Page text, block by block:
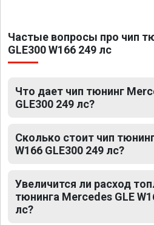
Частые вопросы про чип
GLE300 W166 249 лс
Что дает чип тюнинг
GLE300 249 лс?
Сколько стоит чип
W166 GLE300 249 лс?
Увеличится ли расход
тюнинга Mercedes GLE
лс?